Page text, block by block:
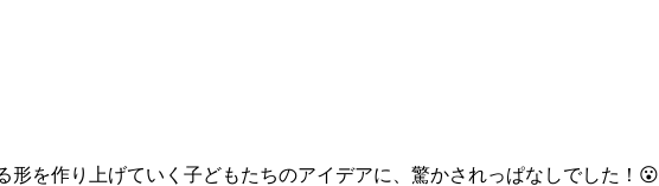
を作り上げていく子どもたちのアイデアに、驚かされっぱなしでした！😮